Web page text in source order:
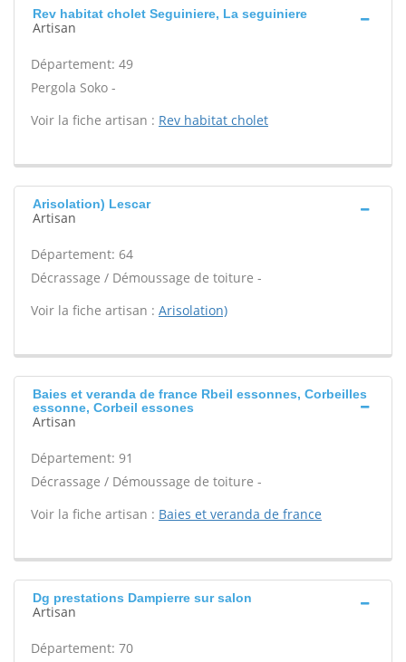
Rev habitat cholet Seguiniere, La seguiniere
Artisan
Département: 49
Pergola Soko -
Voir la fiche artisan : Rev habitat cholet
Arisolation) Lescar
Artisan
Département: 64
Décrassage / Démoussage de toiture -
Voir la fiche artisan : Arisolation)
Baies et veranda de france Rbeil essonnes, Corbeilles
essonne, Corbeil essones
Artisan
Département: 91
Décrassage / Démoussage de toiture -
Voir la fiche artisan : Baies et veranda de france
Dg prestations Dampierre sur salon
Artisan
Département: 70